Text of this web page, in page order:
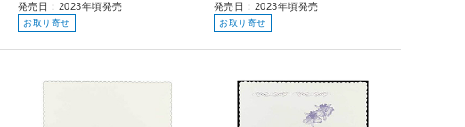
発売日：2023年頃発売
お取り寄せ
発売日：2023年頃発売
お取り寄せ